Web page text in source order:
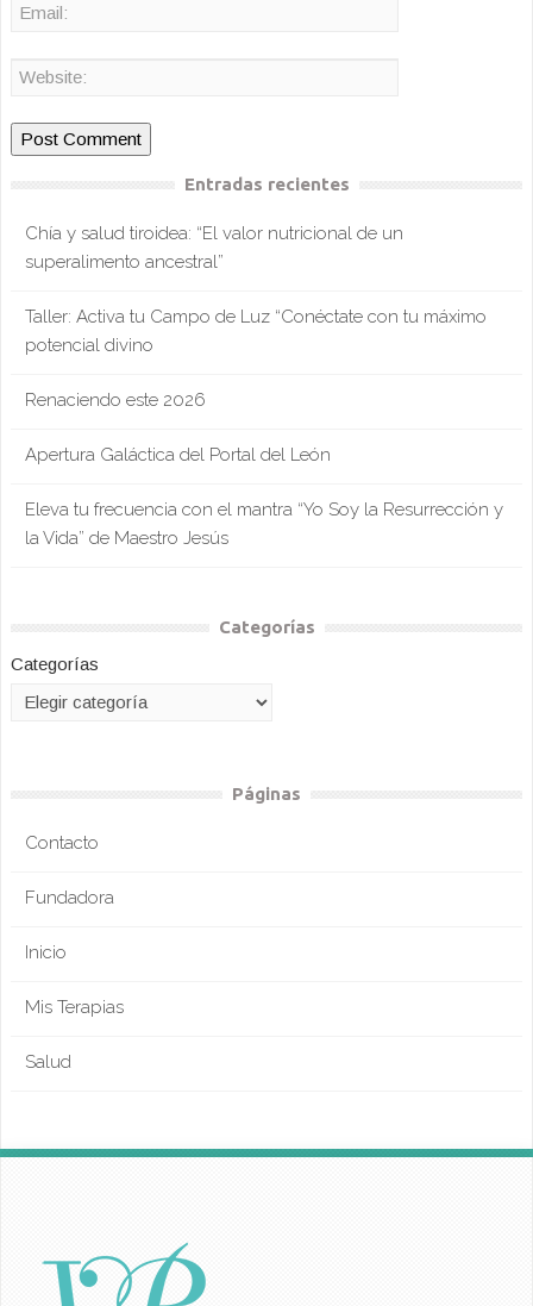
Entradas recientes
Chía y salud tiroidea: “El valor nutricional de un
superalimento ancestral”
Taller: Activa tu Campo de Luz “Conéctate con tu máximo
potencial divino
Renaciendo este 2026
Apertura Galáctica del Portal del León
Eleva tu frecuencia con el mantra “Yo Soy la Resurrección y
la Vida” de Maestro Jesús
Categorías
Categorías
Páginas
Contacto
Fundadora
Inicio
Mis Terapias
Salud